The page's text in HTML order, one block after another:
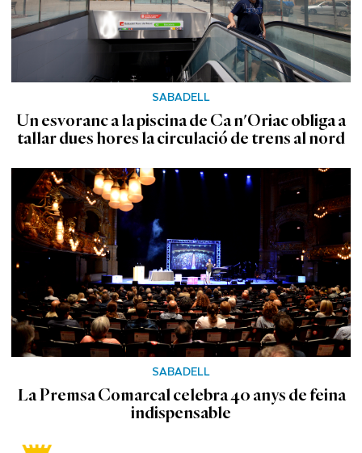
SABADELL
Un esvoranc a la piscina de Ca n'Oriac obliga a
tallar dues hores la circulació de trens al nord
SABADELL
La Premsa Comarcal celebra 40 anys de feina
indispensable